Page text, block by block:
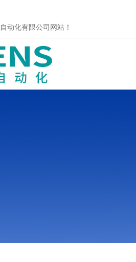
动化有限公司网站！